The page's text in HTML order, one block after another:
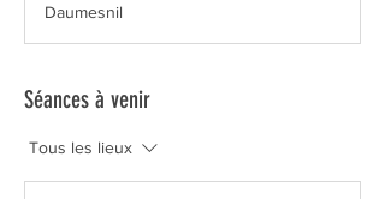
Daumesnil
Séances à venir
Tous les lieux